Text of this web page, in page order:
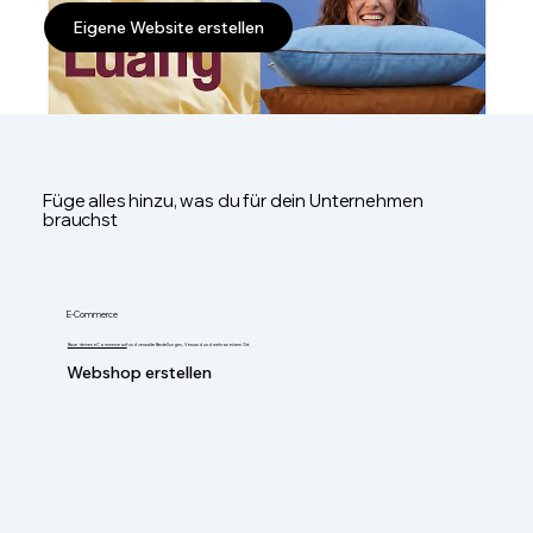
Eigene Website erstellen
Füge alles hinzu, was du für dein Unternehmen
brauchst
E-Commerce
Baue deinen eCommerce aufund verwalte Bestellungen, Versand und mehr an einem Ort.
Webshop erstellen